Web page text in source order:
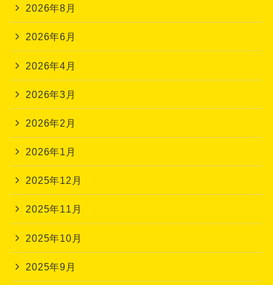
2026年8月
2026年6月
2026年4月
2026年3月
2026年2月
2026年1月
2025年12月
2025年11月
2025年10月
2025年9月